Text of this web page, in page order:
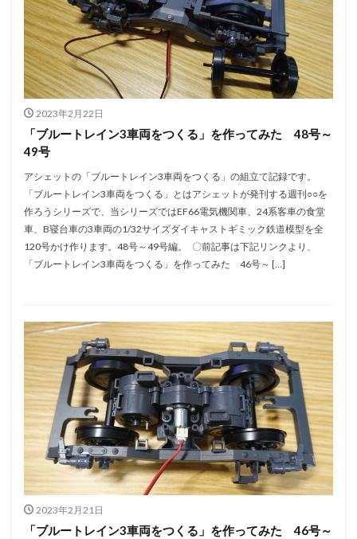
2023年2月22日
「ブルートレイン3車両をつくる」を作ってみた 48号～
49号
アシェットの「ブルートレイン3車両をつくる」の組立て記録です。
「ブルートレイン3車両をつくる」とはアシェットが発刊する週刊○○を
作ろうシリーズで、当シリーズではEF66電気機関車、24系客車の食堂
車、B寝台車の3車両の1/32サイズダイキャストギミック鉄道模型を全
120号かけ作ります。48号～49号編。 〇前記事は下記リンクより、
「ブルートレイン3車両をつくる」を作ってみた 46号～ […]
2023年2月21日
「ブルートレイン3車両をつくる」を作ってみた 46号～